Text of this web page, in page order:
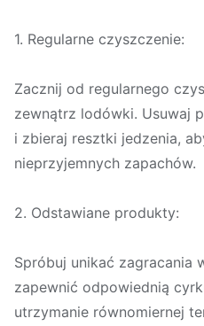
1. Regularne czyszczenie:
Zacznij od regularnego
zewnątrz lodówki. Usuwaj
i zbieraj resztki jedzenia,
nieprzyjemnych zapachów.
2. Odstawiane produkty:
Spróbuj unikać zagracania
zapewnić odpowiednią
utrzymanie równomiernej